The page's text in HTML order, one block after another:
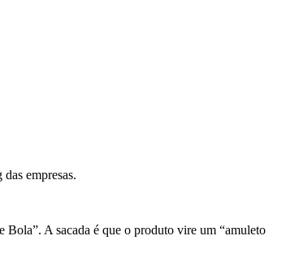
empresas.
Bola”. A sacada é que o produto vire um “amuleto